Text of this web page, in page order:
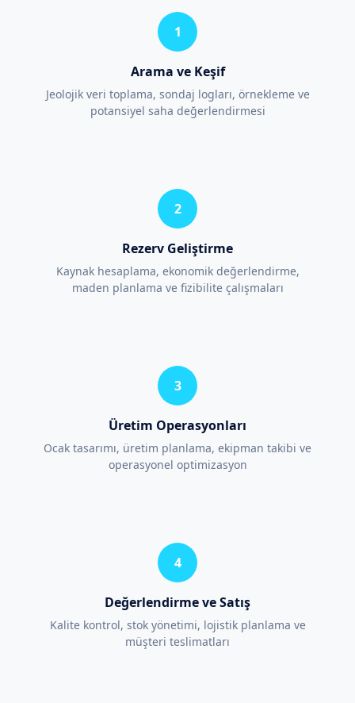
1
Arama ve Keşif
Jeolojik veri toplama, sondaj logları, örnekleme ve
potansiyel saha değerlendirmesi
2
Rezerv Geliştirme
Kaynak hesaplama, ekonomik değerlendirme,
maden planlama ve fizibilite çalışmaları
3
Üretim Operasyonları
Ocak tasarımı, üretim planlama, ekipman takibi ve
operasyonel optimizasyon
4
Değerlendirme ve Satış
Kalite kontrol, stok yönetimi, lojistik planlama ve
müşteri teslimatları